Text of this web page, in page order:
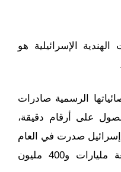
الإسرائيلية هو
الرسمية صادرات
على أرقام دقيقة،
صدرت في العام
2006 أسلحة تبلغ قيمتها أربعة مليارات و400 مليون